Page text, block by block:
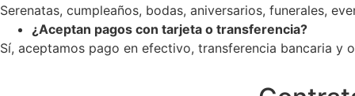
Serenatas, cumpleaños, bodas, aniversarios, funerales,
¿Aceptan pagos con tarjeta o transferencia?
Sí, aceptamos pago en efectivo, transferencia bancaria